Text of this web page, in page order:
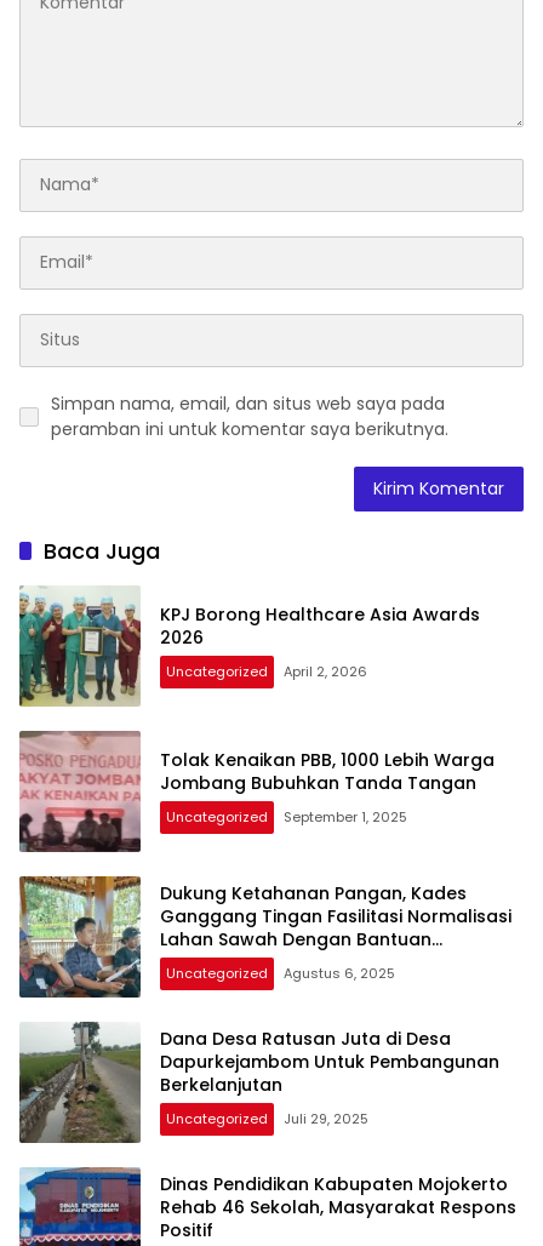
Simpan nama, email, dan situs web saya pada
peramban ini untuk komentar saya berikutnya.
Baca Juga
KPJ Borong Healthcare Asia Awards
2026
Uncategorized April 2, 2026
Tolak Kenaikan PBB, 1000 Lebih Warga
Jombang Bubuhkan Tanda Tangan
Uncategorized September 1, 2025
Dukung Ketahanan Pangan, Kades
Ganggang Tingan Fasilitasi Normalisasi
Lahan Sawah Dengan Bantuan
Pengusaha
Uncategorized Agustus 6, 2025
Dana Desa Ratusan Juta di Desa
Dapurkejambom Untuk Pembangunan
Berkelanjutan
Uncategorized Juli 29, 2025
Dinas Pendidikan Kabupaten Mojokerto
Rehab 46 Sekolah, Masyarakat Respons
Positif